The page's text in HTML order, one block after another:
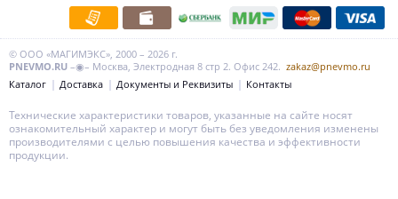
© ООО «МАГИМЭКС», 2000 – 2026 г.
PNEVMO.RU –◉– Москва, Электродная 8 стр 2. Офис 242. zakaz@pnevmo.ru
Каталог
Доставка Документы и Реквизиты Контакты
Технические характеристики товаров, указанные на сайте носят
ознакомительный характер и могут быть без уведомления изменены
производителями с целью повышения качества и эффективности
продукции.